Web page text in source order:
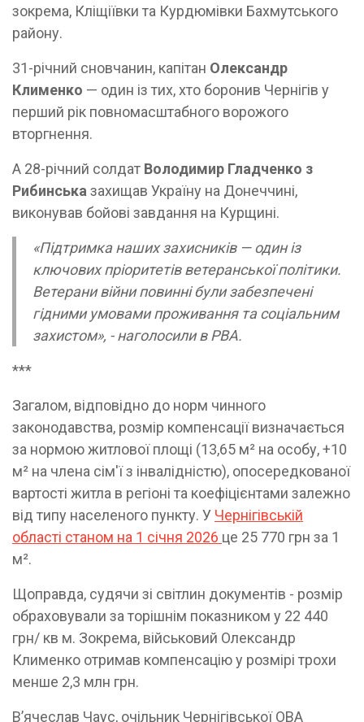
зокрема, Кліщіївки та Курдюмівки Бахмутського
району.
31-річний сновчанин, капітан Олександр
Клименко — один із тих, хто боронив Чернігів у
перший рік повномасштабного ворожого
вторгнення.
А 28-річний солдат Володимир Гладченко з
Рибинська захищав Україну на Донеччині,
виконував бойові завдання на Курщині.
«Підтримка наших захисників — один із
ключових пріоритетів ветеранської політики.
Ветерани війни повинні були забезпечені
гідними умовами проживання та соціальним
захистом», - наголосили в РВА.
***
Загалом, відповідно до норм чинного
законодавства, розмір компенсації визначається
за нормою житлової площі (13,65 м² на особу, +10
м² на члена сім'ї з інвалідністю), опосередкованої
вартості житла в регіоні та коефіцієнтами залежно
від типу населеного пункту. У Чернігівській
області станом на 1 січня 2026 це 25 770 грн за 1
м².
Щоправда, судячи зі світлин документів - розмір
обраховували за торішнім показником у 22 440
грн/ кв м. Зокрема, військовий Олександр
Клименко отримав компенсацію у розмірі трохи
менше 2,3 млн грн.
В’ячеслав Чаус, очільник Чернігівської ОВА